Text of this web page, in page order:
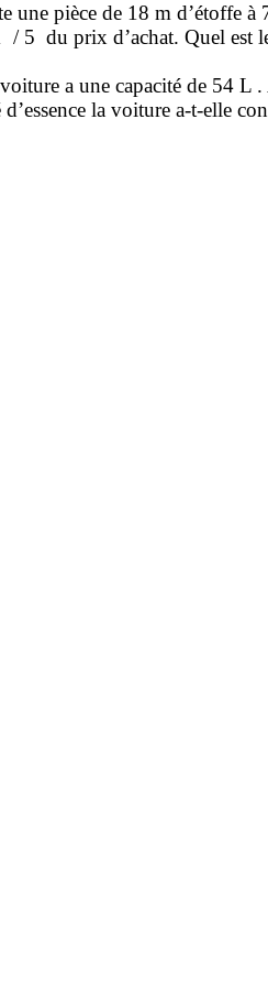
une pièce de 18 m d’étoffe à
/ 5 du prix d’achat. Quel est
a une capacité de 54 L .
la voiture a-t-elle